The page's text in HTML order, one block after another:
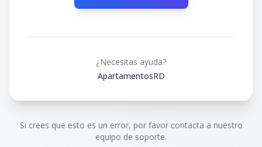
¿Necesitas ayuda?
ApartamentosRD
Si crees que esto es un error, por favor contacta a nuestro
equipo de soporte.